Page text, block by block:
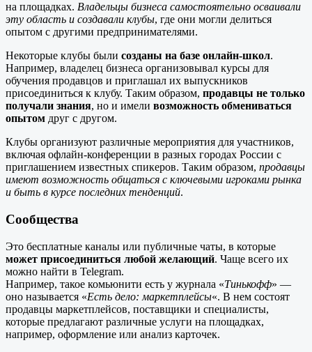
на площадках. Владельцы бизнеса самостоятельно осваивали
эту область и создавали клубы, где они могли делиться
опытом с другими предпринимателями.
Некоторые клубы были созданы на базе онлайн-школ.
Например, владелец бизнеса организовывал курсы для
обучения продавцов и приглашал их выпускников
присоединиться к клубу. Таким образом, продавцы не только
получали знания, но и имели возможность обмениваться
опытом друг с другом.
Клубы организуют различные мероприятия для участников,
включая офлайн-конференции в разных городах России с
приглашением известных спикеров. Таким образом, продавцы
имеют возможность общаться с ключевыми игроками рынка
и быть в курсе последних тенденций.
Сообщества
Это бесплатные каналы или публичные чаты, в которые
может присоединиться любой желающий. Чаще всего их
можно найти в Telegram.
Например, такое комьюнити есть у журнала «Тинькофф» —
оно называется «Есть дело: маркетплейсы«. В нем состоят
продавцы маркетплейсов, поставщики и специалисты,
которые предлагают различные услуги на площадках,
например, оформление или анализ карточек.